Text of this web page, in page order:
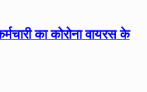
का कोरोना वायरस के